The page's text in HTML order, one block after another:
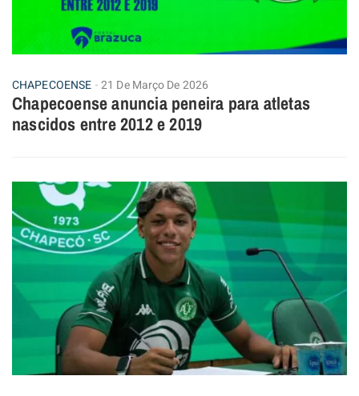
CHAPECOENSE 21 De Março De 2026
Chapecoense anuncia peneira para atletas
nascidos entre 2012 e 2019